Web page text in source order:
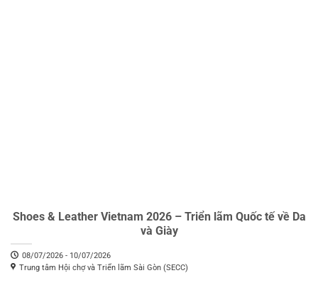
Shoes & Leather Vietnam 2026 – Triển lãm Quốc tế về Da
và Giày
08/07/2026 - 10/07/2026
Trung tâm Hội chợ và Triển lãm Sài Gòn (SECC)